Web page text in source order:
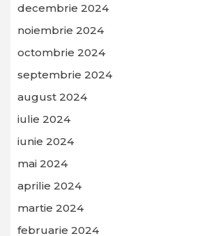
decembrie 2024
noiembrie 2024
octombrie 2024
septembrie 2024
august 2024
iulie 2024
iunie 2024
mai 2024
aprilie 2024
martie 2024
februarie 2024